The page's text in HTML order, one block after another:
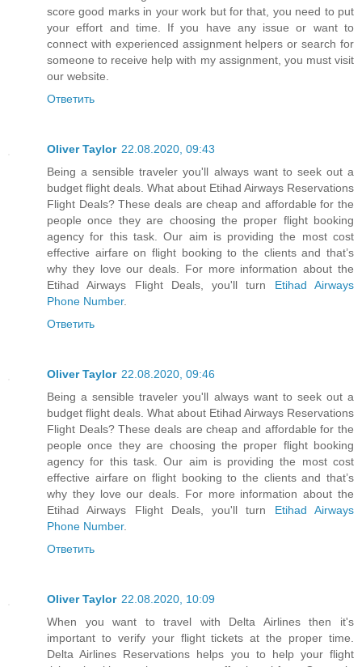
score good marks in your work but for that, you need to put
your effort and time. If you have any issue or want to
connect with experienced assignment helpers or search for
someone to receive help with my assignment, you must visit
our website.
Ответить
Oliver Taylor 22.08.2020, 09:43
Being a sensible traveler you'll always want to seek out a
budget flight deals. What about Etihad Airways Reservations
Flight Deals? These deals are cheap and affordable for the
people once they are choosing the proper flight booking
agency for this task. Our aim is providing the most cost
effective airfare on flight booking to the clients and that’s
why they love our deals. For more information about the
Etihad Airways Flight Deals, you'll turn Etihad Airways
Phone Number.
Ответить
Oliver Taylor 22.08.2020, 09:46
Being a sensible traveler you'll always want to seek out a
budget flight deals. What about Etihad Airways Reservations
Flight Deals? These deals are cheap and affordable for the
people once they are choosing the proper flight booking
agency for this task. Our aim is providing the most cost
effective airfare on flight booking to the clients and that’s
why they love our deals. For more information about the
Etihad Airways Flight Deals, you'll turn Etihad Airways
Phone Number.
Ответить
Oliver Taylor 22.08.2020, 10:09
When you want to travel with Delta Airlines then it's
important to verify your flight tickets at the proper time.
Delta Airlines Reservations helps you to help your flight